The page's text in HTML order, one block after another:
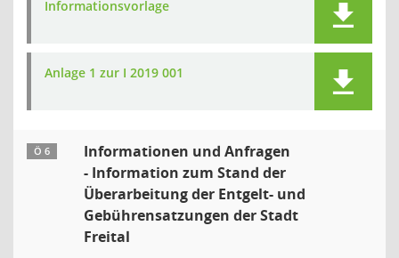
Informationsvorlage
Anlage 1 zur I 2019 001
Ö 6
Informationen und Anfragen
- Information zum Stand der
Überarbeitung der Entgelt- und
Gebührensatzungen der Stadt
Freital